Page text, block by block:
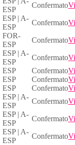
ESP
Confermato
ESP | A-
ESP
Confermato
FOR-
ESP
Confermato
ESP | A-
ESP
Confermato
ESP Confermato
ESP Confermato
ESP Confermato
ESP | A-
ESP
Confermato
ESP | A-
ESP
Confermato
ESP | A-
ESP
Confermato